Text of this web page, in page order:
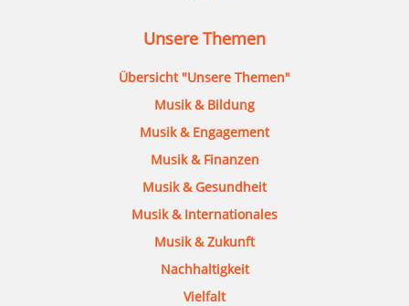
Unsere Themen
Übersicht "Unsere Themen"
Musik & Bildung
Musik & Engagement
Musik & Finanzen
Musik & Gesundheit
Musik & Internationales
Musik & Zukunft
Nachhaltigkeit
Vielfalt